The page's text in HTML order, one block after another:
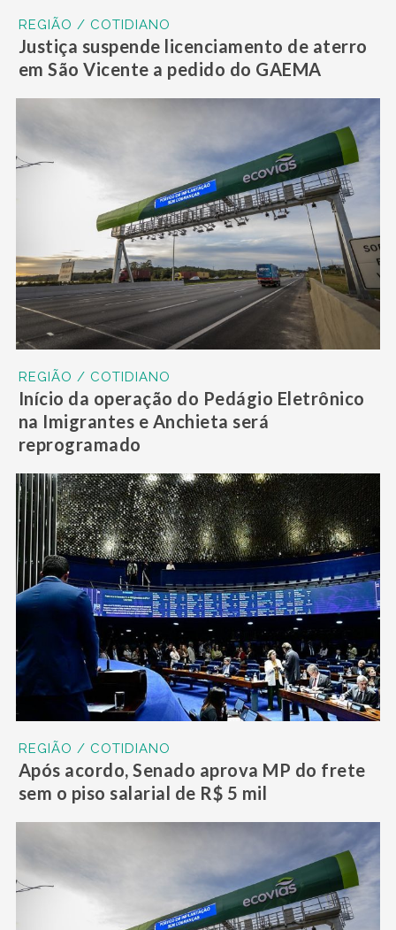
REGIÃO / COTIDIANO
Justiça suspende licenciamento de aterro
em São Vicente a pedido do GAEMA
REGIÃO / COTIDIANO
Início da operação do Pedágio Eletrônico
na Imigrantes e Anchieta será
reprogramado
REGIÃO / COTIDIANO
Após acordo, Senado aprova MP do frete
sem o piso salarial de R$ 5 mil